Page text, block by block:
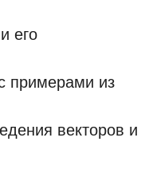
его
примерами из
векторов и